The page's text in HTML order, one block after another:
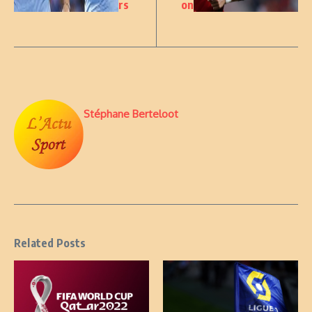
rs
on
Stéphane Berteloot
Related Posts